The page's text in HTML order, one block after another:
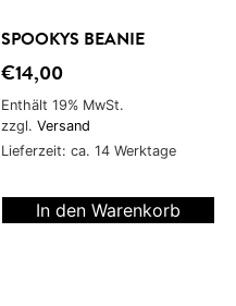
SPOOKYS BEANIE
€14,00
Enthält 19% MwSt.
zzgl.Versand
Lieferzeit: ca. 14 Werktage
In den Warenkorb